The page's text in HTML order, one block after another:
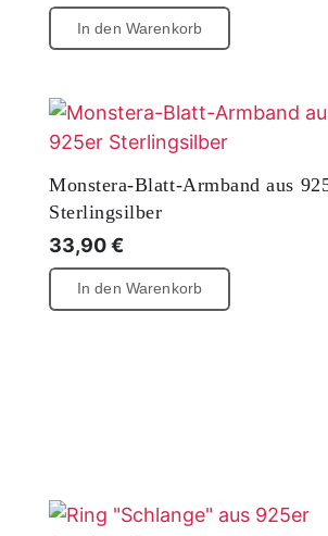
In den Warenkorb
Monstera-Blatt-Armband aus
Sterlingsilber
33,90€
In den Warenkorb